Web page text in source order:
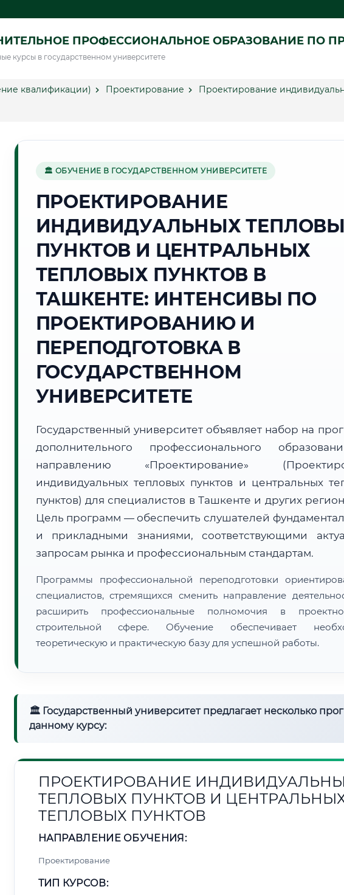
ПРОФЕССИОНАЛЬНОЕ ОБРАЗОВАНИЕ ПО
курсы в государственном университете
квалификации) Проектирование
Проектирование
🏛 ОБУЧЕНИЕ В ГОСУДАРСТВЕННОМ УНИВЕРСИТЕТЕ
ПРОЕКТИРОВАНИЕ
ИНДИВИДУАЛЬНЫХ
ПУНКТОВ И ЦЕНТРАЛЬНЫХ
ТЕПЛОВЫХ ПУНКТОВ В
ТАШКЕНТЕ: ИНТЕНСИВЫ ПО
ПРОЕКТИРОВАНИЮ И
ПЕРЕПОДГОТОВКА В
ГОСУДАРСТВЕННОМ
УНИВЕРСИТЕТЕ
Государственный университет объявляет набор на
дополнительного профессионального
направлению «Проектирование»
индивидуальных тепловых пунктов и центральных
пунктов) для специалистов в Ташкенте и других
Цель программ — обеспечить слушателей
и прикладными знаниями, соответствующими
запросам рынка и профессиональным стандартам.
Программы профессиональной переподготовки
специалистов, стремящихся сменить направление
расширить профессиональные полномочия в
строительной сфере. Обучение обеспечивает
теоретическую и практическую базу для успешной работы.
🏛 Государственный университет предлагает несколько
данному курсу:
ПРОЕКТИРОВАНИЕ
ТЕПЛОВЫХ ПУНКТОВ И
ТЕПЛОВЫХ ПУНКТОВ
НАПРАВЛЕНИЕ ОБУЧЕНИЯ:
Проектирование
ТИП КУРСОВ: